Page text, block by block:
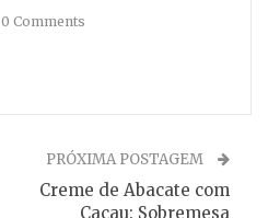
0 Comments
PRÓXIMA POSTAGEM
Creme de Abacate com
Cacau: Sobremesa